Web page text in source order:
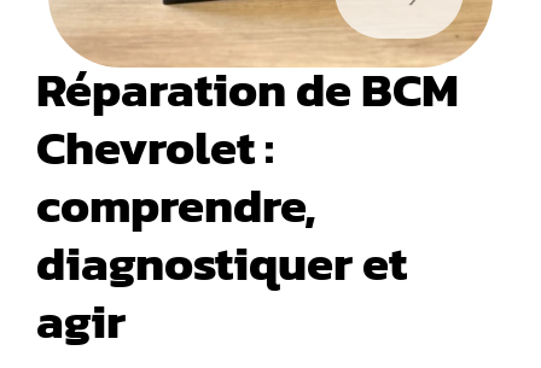
Réparation de BCM
Chevrolet :
comprendre,
diagnostiquer et
agir